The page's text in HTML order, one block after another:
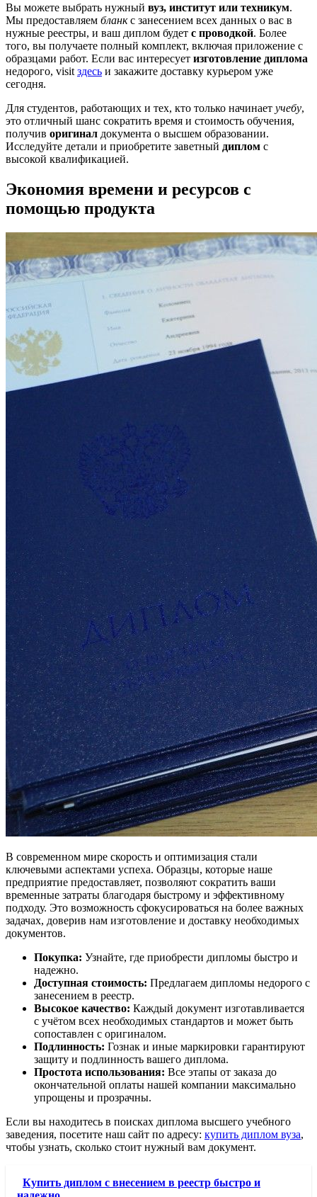
Вы можете выбрать нужный вуз, институт или техникум.
Мы предоставляем бланкс занесением всех данных о вас в
нужные реестры, и ваш диплом будет с проводкой. Более
того, вы получаете полный комплект, включая приложение с
образцами работ. Если вас интересует изготовление диплома
недорого, visit здесь и закажите доставку курьером уже
сегодня.
Для студентов, работающих и тех, кто только начинает учебу,
это отличный шанс сократить время и стоимость обучения,
получив оригинал документа о высшем образовании.
Исследуйте детали и приобретите заветный диплом с
высокой квалификацией.
Экономия времени и ресурсов с
помощью продукта
В современном мире скорость и оптимизация стали
ключевыми аспектами успеха. Образцы, которые наше
предприятие предоставляет, позволяют сократить ваши
временные затраты благодаря быстрому и эффективному
подходу. Это возможность сфокусироваться на более важных
задачах, доверив нам изготовление и доставку необходимых
документов.
Покупка: Узнайте, где приобрести дипломы быстро и
надежно.
Доступная стоимость: Предлагаем дипломы недорого с
занесением в реестр.
Высокое качество: Каждый документ изготавливается
с учётом всех необходимых стандартов и может быть
сопоставлен с оригиналом.
Подлинность: Гознак и иные маркировки гарантируют
защиту и подлинность вашего диплома.
Простота использования: Все этапы от заказа до
окончательной оплаты нашей компании максимально
упрощены и прозрачны.
Если вы находитесь в поисках диплома высшего учебного
заведения, посетите наш сайт по адресу: купить диплом вуза,
чтобы узнать, сколько стоит нужный вам документ.
Купить диплом с внесением в реестр быстро и